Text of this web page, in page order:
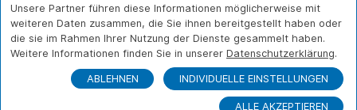
Über CAB
Karriere
Sponsoring
Kontakt
IMPRESSUM
DATENSCHUTZ
FERNWARTUNG
Unsere Partner führen diese Informationen möglicherweise mit
weiteren Daten zusammen, die Sie ihnen bereitgestellt haben oder
die sie im Rahmen Ihrer Nutzung der Dienste gesammelt haben.
Weitere Informationen finden Sie in unserer Datenschutzerklärung.
ABLEHNEN INDIVIDUELLE EINSTELLUNGEN
ALLE AKZEPTIEREN